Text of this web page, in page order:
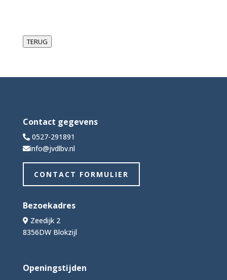
TERUG
Contact gegevens
0527-291891
info@jvdlbv.nl
CONTACT FORMULIER
Bezoekadres
Zeedijk 2
8356DW Blokzijl
Openingstijden